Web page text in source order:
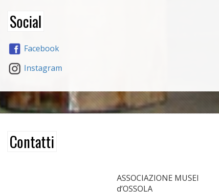
Social
Facebook
Instagram
Contatti
ASSOCIAZIONE MUSEI
d’OSSOLA